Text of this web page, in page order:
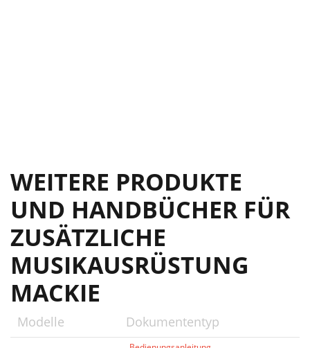
WEITERE PRODUKTE
UND HANDBÜCHER FÜR
ZUSÄTZLICHE
MUSIKAUSRÜSTUNG
MACKIE
Modelle Dokumententyp